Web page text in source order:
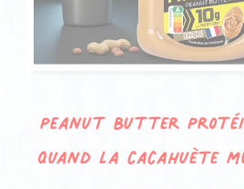
Peanut Butter
quand la cacahuète